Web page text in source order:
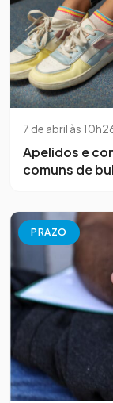
7 de abril às
Apelidos e
comuns de
PRAZO